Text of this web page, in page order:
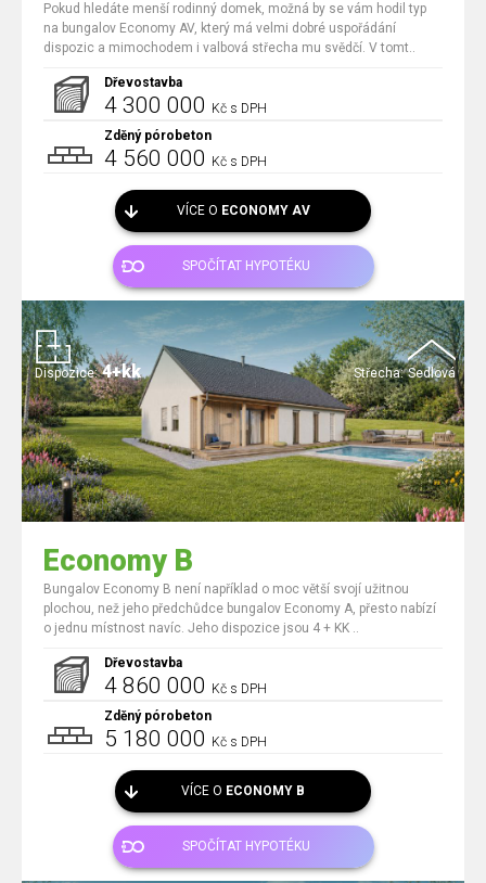
Pokud hledáte menší rodinný domek, možná by se vám hodil typ
na bungalov Economy AV, který má velmi dobré uspořádání
dispozic a mimochodem i valbová střecha mu svědčí. V tomt..
Dřevostavba
4 300 000 Kč s DPH
Zděný pórobeton
4 560 000 Kč s DPH
VÍCE O ECONOMY AV
SPOČÍTAT HYPOTÉKU
Střecha: Sedlová
Dispozice: 4+kk
Economy B
Bungalov Economy B není například o moc větší svojí užitnou
plochou, než jeho předchůdce bungalov Economy A, přesto nabízí
o jednu místnost navíc. Jeho dispozice jsou 4 + KK ..
Dřevostavba
4 860 000 Kč s DPH
Zděný pórobeton
5 180 000 Kč s DPH
VÍCE O ECONOMY B
SPOČÍTAT HYPOTÉKU